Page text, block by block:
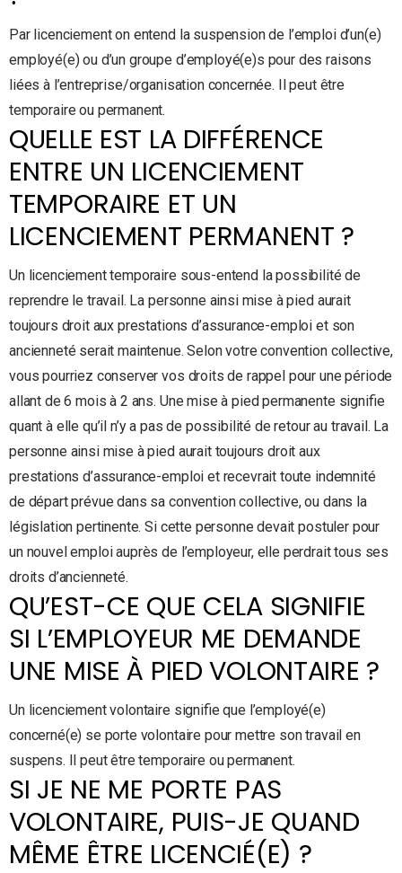
Par licenciement on entend la suspension de l’emploi d’un(e)
employé(e) ou d’un groupe d’employé(e)s pour des raisons
liées à l’entreprise/organisation concernée. Il peut être
temporaire ou permanent.
QUELLE EST LA DIFFÉRENCE
ENTRE UN LICENCIEMENT
TEMPORAIRE ET UN
LICENCIEMENT PERMANENT ?
Un licenciement temporaire sous-entend la possibilité de
reprendre le travail. La personne ainsi mise à pied aurait
toujours droit aux prestations d’assurance-emploi et son
ancienneté serait maintenue. Selon votre convention collective,
vous pourriez conserver vos droits de rappel pour une période
allant de 6 mois à 2 ans. Une mise à pied permanente signifie
quant à elle qu’il n’y a pas de possibilité de retour au travail. La
personne ainsi mise à pied aurait toujours droit aux
prestations d’assurance-emploi et recevrait toute indemnité
de départ prévue dans sa convention collective, ou dans la
législation pertinente. Si cette personne devait postuler pour
un nouvel emploi auprès de l’employeur, elle perdrait tous ses
droits d’ancienneté.
QU’EST-CE QUE CELA SIGNIFIE
SI L’EMPLOYEUR ME DEMANDE
UNE MISE À PIED VOLONTAIRE ?
Un licenciement volontaire signifie que l’employé(e)
concerné(e) se porte volontaire pour mettre son travail en
suspens. Il peut être temporaire ou permanent.
SI JE NE ME PORTE PAS
VOLONTAIRE, PUIS-JE QUAND
MÊME ÊTRE LICENCIÉ(E) ?